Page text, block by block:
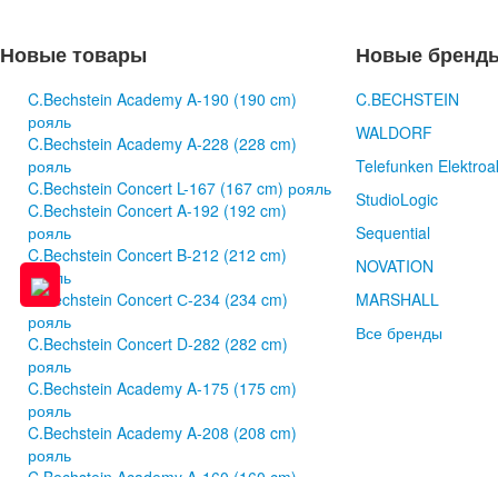
Новые товары
C.Bechstein Academy A-190 (190 cm)
рояль
C.Bechstein Academy A-228 (228 cm)
рояль
C.Bechstein Concert L-167 (167 cm) рояль
C.Bechstein Concert A-192 (192 cm)
рояль
C.Bechstein Concert B-212 (212 cm)
рояль
C.Bechstein Concert С-234 (234 cm)
рояль
C.Bechstein Concert D-282 (282 cm)
рояль
C.Bechstein Academy A-175 (175 cm)
рояль
C.Bechstein Academy A-208 (208 cm)
рояль
Новые
C.BECHSTEIN
WALDORF
Telefunken
StudioLogic
Sequential
NOVATION
MARSHALL
Все бренды